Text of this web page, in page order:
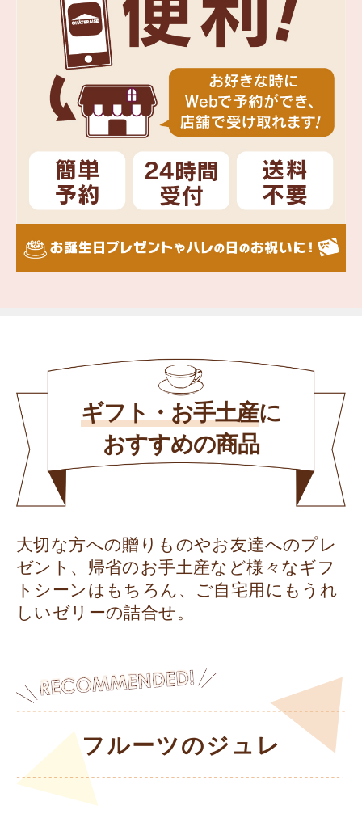
ギフト・お手土産に
おすすめの商品
大切な方への贈りものやお友達へのプレ
ゼント、帰省のお手土産など様々なギフ
トシーンはもちろん、ご自宅用にもうれ
しいゼリーの詰合せ。
フルーツのジュレ